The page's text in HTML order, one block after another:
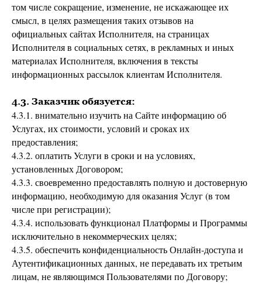
том числе сокращение, изменение, не искажающее их
смысл, в целях размещения таких отзывов на
официальных сайтах Исполнителя, на страницах
Исполнителя в социальных сетях, в рекламных и иных
материалах Исполнителя, включения в тексты
информационных рассылок клиентам Исполнителя.
4.3. Заказчик обязуется:
4.3.1. внимательно изучить на Сайте информацию об
Услугах, их стоимости, условий и сроках их
предоставления;
4.3.2. оплатить Услуги в сроки и на условиях,
установленных Договором;
4.3.3. своевременно предоставлять полную и достоверную
информацию, необходимую для оказания Услуг (в том
числе при регистрации);
4.3.4. использовать функционал Платформы и Программы
исключительно в некоммерческих целях;
4.3.5. обеспечить конфиденциальность Онлайн-доступа и
Аутентификационных данных, не передавать их третьим
лицам, не являющимся Пользователями по Договору;